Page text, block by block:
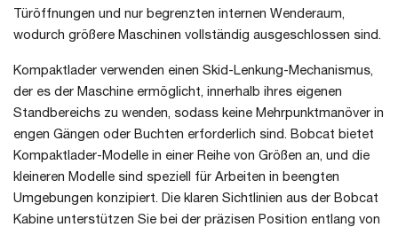
Türöffnungen und nur begrenzten internen Wenderaum,
wodurch größere Maschinen vollständig ausgeschlossen sind.
Kompaktlader verwenden einen Skid-Lenkung-Mechanismus,
der es der Maschine ermöglicht, innerhalb ihres eigenen
Standbereichs zu wenden, sodass keine Mehrpunktmanöver in
engen Gängen oder Buchten erforderlich sind. Bobcat bietet
Kompaktlader-Modelle in einer Reihe von Größen an, und die
kleineren Modelle sind speziell für Arbeiten in beengten
Umgebungen konzipiert. Die klaren Sichtlinien aus der Bobcat
Kabine unterstützen Sie bei der präzisen Position entlang von